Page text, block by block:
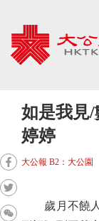
如是我見
婷婷
大公報 B2：大公園
歲月不饒人